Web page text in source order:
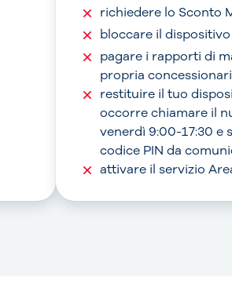
richiedere lo Sconto
bloccare il
pagare i rapporti di
propria
restituire il tuo
occorre chiamare il
venerdì 9:00-17:30 e
codice PIN da
attivare il servizio